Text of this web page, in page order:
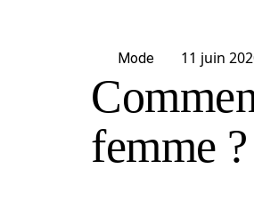
Mode 11 juin
femme ?